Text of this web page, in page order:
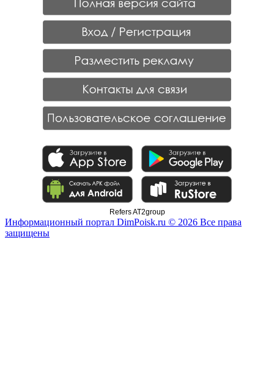
Refers AT2group
Информационный портал DimPoisk.ru © 2026 Все права
защищены